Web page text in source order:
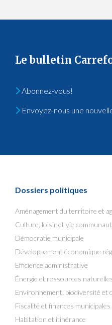
Le bulletin
Abonnez-vous!
Envoyez-nous une
Dossiers politiques
Aménagement du territoire et
Culture, loisir et vie
Démocratie municipale
Développement économique
Efficience administrative
Énergie et ressources
Environnement, biodiversité et
Fiscalité et finances municipales
Habitation et itinérance